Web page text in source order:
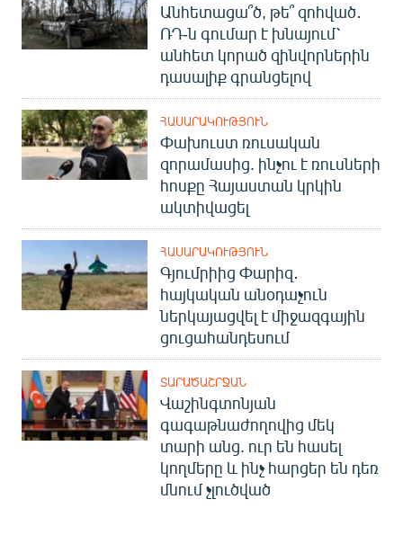
Անհետացա՞ծ, թե՞ զոհված․
ՌԴ-ն գումար է խնայում՝
անհետ կորած զինվորներին
դասալիք գրանցելով
ՀԱՍԱՐԱԿՈՒԹՅՈՒՆ
Փախուստ ռուսական
զորամասից. ինչու է ռուսների
հոսքը Հայաստան կրկին
ակտիվացել
ՀԱՍԱՐԱԿՈՒԹՅՈՒՆ
Գյումրիից Փարիզ․
հայկական անօդաչուն
ներկայացվել է միջազգային
ցուցահանդեսում
ՏԱՐԱԾԱՇՐՋԱՆ
Վաշինգտոնյան
գագաթնաժողովից մեկ
տարի անց. ուր են հասել
կողմերը և ինչ հարցեր են դեռ
մնում չլուծված